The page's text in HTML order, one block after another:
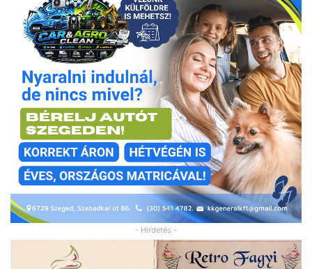
- Hirdetés -